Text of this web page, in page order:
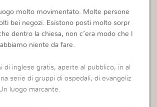
molto movimentato. Molte persone
bei negozi. Esistono posti molto sorpr
dentro la chiesa, non c’era modo che l
niente da fare.
di inglese gratis, aperte al pubblico, in al
serie di gruppi di ospedali, di evangeliz
luogo marcante.